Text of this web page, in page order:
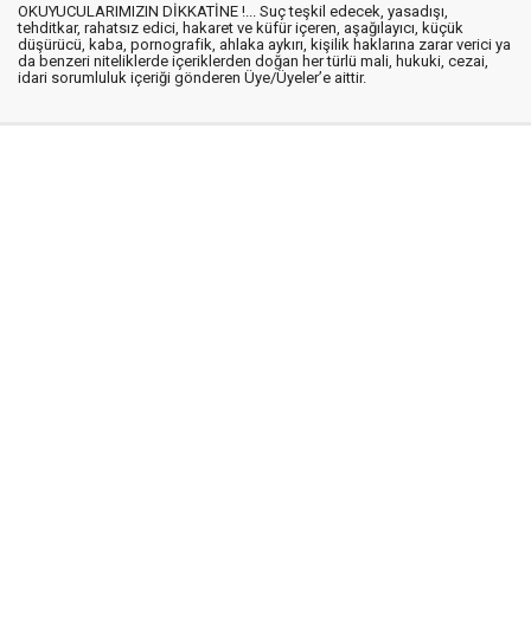
OKUYUCULARIMIZIN DİKKATİNE !... Suç teşkil edecek, yasadışı,
tehditkar, rahatsız edici, hakaret ve küfür içeren, aşağılayıcı, küçük
düşürücü, kaba, pornografik, ahlaka aykırı, kişilik haklarına zarar verici ya
da benzeri niteliklerde içeriklerden doğan her türlü mali, hukuki, cezai,
idari sorumluluk içeriği gönderen Üye/Üyeler’e aittir.